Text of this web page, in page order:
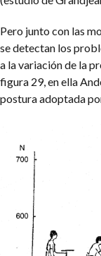
Pero junto con las
se detectan los
a la variación de la
figura 29, en ella
postura adoptada